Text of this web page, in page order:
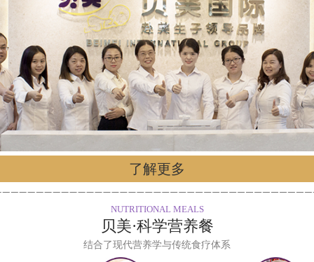
了解更多
NUTRITIONAL MEALS
贝美·科学营养餐
结合了现代营养学与传统食疗体系